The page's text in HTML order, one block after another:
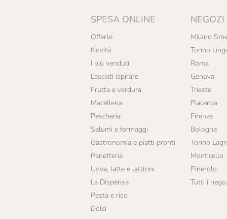
SPESA ONLINE
Offerte
Novità
I più venduti
Lasciati ispirare
Frutta e verdura
Macelleria
Pescheria
Salumi e formaggi
Gastronomia e piatti pronti
Panetteria
Uova, latte e latticini
La Dispensa
Pasta e riso
Dolci
NEGOZI
Milano
Torino
Roma
Genova
Trieste
Piacenza
Firenze
Bologna
Torino
Monticello
Pinerolo
Tutti i